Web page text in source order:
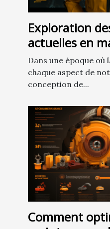
Exploration
actuelles en
design web
impact sur
utilisateur
Dans une époque
chaque aspect de
conception de...
Comment